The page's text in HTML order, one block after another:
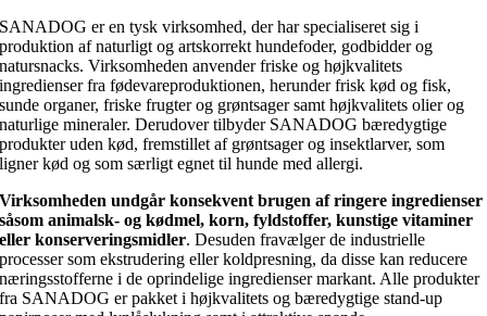
SANADOG er en tysk virksomhed, der har specialiseret sig i
produktion af naturligt og artskorrekt hundefoder, godbidder og
natursnacks. Virksomheden anvender friske og højkvalitets
ingredienser fra fødevareproduktionen, herunder frisk kød og fisk,
sunde organer, friske frugter og grøntsager samt højkvalitets olier og
naturlige mineraler. Derudover tilbyder SANADOG bæredygtige
produkter uden kød, fremstillet af grøntsager og insektlarver, som
ligner kød og som særligt egnet til hunde med allergi.
Virksomheden undgår konsekvent brugen af ringere ingredienser
såsom animalsk- og kødmel, korn, fyldstoffer, kunstige vitaminer
eller konserveringsmidler. Desuden fravælger de industrielle
processer som ekstrudering eller koldpresning, da disse kan reducere
næringsstofferne i de oprindelige ingredienser markant. Alle produkter
fra SANADOG er pakket i højkvalitets og bæredygtige stand-up